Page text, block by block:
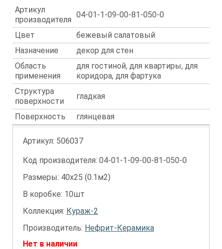
Артикул
производителя
04-01-1-09-00-81-050-0
Цвет
бежевый салатовый
Назначение
декор для стен
Область
применения
для гостиной, для квартиры, для
коридора, для фартука
Структура
поверхности
гладкая
Поверхность глянцевая
Артикул: 506037
Код производителя: 04-01-1-09-00-81-050-0
Размеры: 40х25 (0.1м2)
В коробке: 10шт
Коллекция: Кураж-2
Производитель: Нефрит-Керамика
Нет в наличии